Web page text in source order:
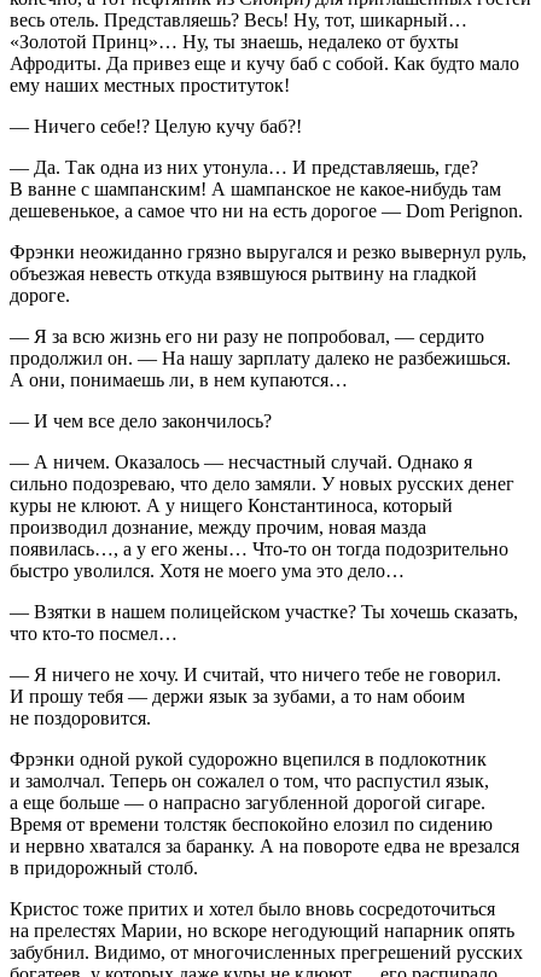
весь отель. Представляешь? Весь! Ну, тот, шикарный…
«Золотой Принц»… Ну, ты знаешь, недалеко от бухты
Афродиты. Да привез еще и кучу баб с собой. Как будто мало
ему наших местных проституток!
— Ничего себе!? Целую кучу баб?!
— Да. Так одна из них утонула… И представляешь, где?
В ванне с шампанским! А шампанское не какое-нибудь там
дешевенькое, а самое что ни на есть дорогое — Dom Perignon.
Фрэнки неожиданно грязно выругался и резко вывернул руль,
объезжая невесть откуда взявшуюся рытвину на гладкой
дороге.
— Я за всю жизнь его ни разу не попробовал, — сердито
продолжил он. — На нашу зарплату далеко не разбежишься.
А они, понимаешь ли, в нем купаются…
— И чем все дело закончилось?
— А ничем. Оказалось — несчастный случай. Однако я
сильно подозреваю, что дело замяли. У новых русских денег
куры не клюют. А у нищего Константиноса, который
производил дознание, между прочим, новая мазда
появилась…, а у его жены… Что-то он тогда подозрительно
быстро уволился. Хотя не моего ума это дело…
— Взятки в нашем полицейском участке? Ты хочешь сказать,
что кто-то посмел…
— Я ничего не хочу. И считай, что ничего тебе не говорил.
И прошу тебя — держи язык за зубами, а то нам обоим
не поздоровится.
Фрэнки одной рукой судорожно вцепился в подлокотник
и замолчал. Теперь он сожалел о том, что распустил язык,
а еще больше — о напрасно загубленной дорогой сигаре.
Время от времени толстяк беспокойно елозил по сидению
и нервно хватался за баранку. А на повороте едва не врезался
в придорожный столб.
Кристос тоже притих и хотел было вновь сосредоточиться
на прелестях Марии, но вскоре негодующий напарник опять
забубнил. Видимо, от многочисленных прегрешений русских